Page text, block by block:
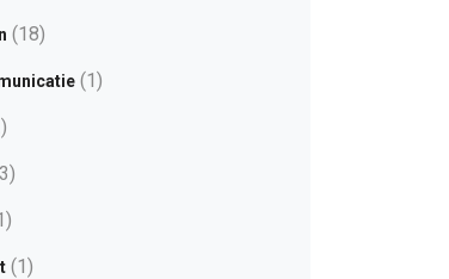
(18)
(1)
(1)